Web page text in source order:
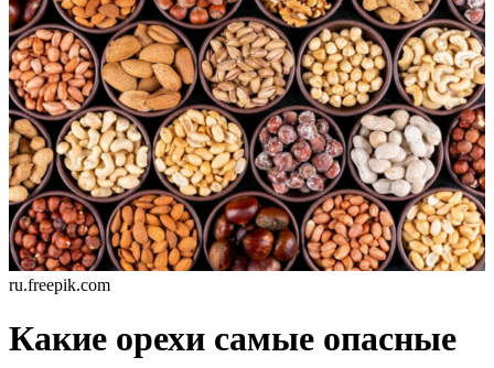
ru.freepik.com
Какие орехи самые опасные